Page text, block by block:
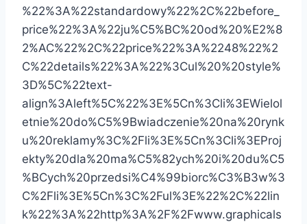
%22%3A%22standardowy%22%2C%22before_
price%22%3A%22ju%C5%BC%20od%20%E2%8
2%AC%22%2C%22price%22%3A%2248%22%2
C%22details%22%3A%22%3Cul%20%20style%
3D%5C%22text-
align%3Aleft%5C%22%3E%5Cn%3Cli%3EWielol
etnie%20do%C5%9Bwiadczenie%20na%20rynk
u%20reklamy%3C%2Fli%3E%5Cn%3Cli%3EProj
ekty%20dla%20ma%C5%82ych%20i%20du%C5
%BCych%20przedsi%C4%99biorc%C3%B3w%3
C%2Fli%3E%5Cn%3C%2Ful%3E%22%2C%22lin
k%22%3A%22http%3A%2F%2Fwww.graphicals